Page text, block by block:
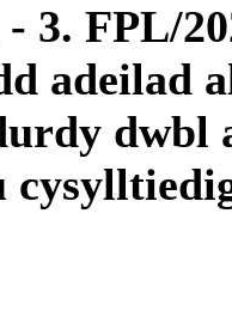
3. FPL/
adeilad
dwbl